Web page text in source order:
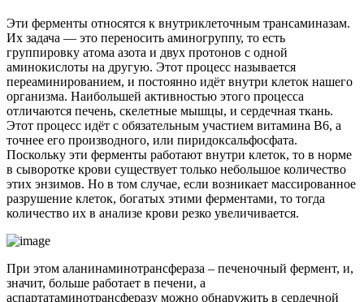
Эти ферменты относятся к внутриклеточным трансаминазам.
Их задача — это переносить аминогруппу, то есть
группировку атома азота и двух протонов с одной
аминокислоты на другую. Этот процесс называется
переаминированием, и постоянно идёт внутри клеток нашего
организма. Наибольшей активностью этого процесса
отличаются печень, скелетные мышцы, и сердечная ткань.
Этот процесс идёт с обязательным участием витамина B6, а
точнее его производного, или пиридоксальфосфата.
Поскольку эти ферменты работают внутри клеток, то в норме
в сыворотке крови существует только небольшое количество
этих энзимов. Но в том случае, если возникает массированное
разрушение клеток, богатых этими ферментами, то тогда
количество их в анализе крови резко увеличивается.
При этом аланинаминотрансфераза – печеночный фермент, и,
значит, больше работает в печени, а
аспартатаминотрансферазу можно обнаружить в сердечной